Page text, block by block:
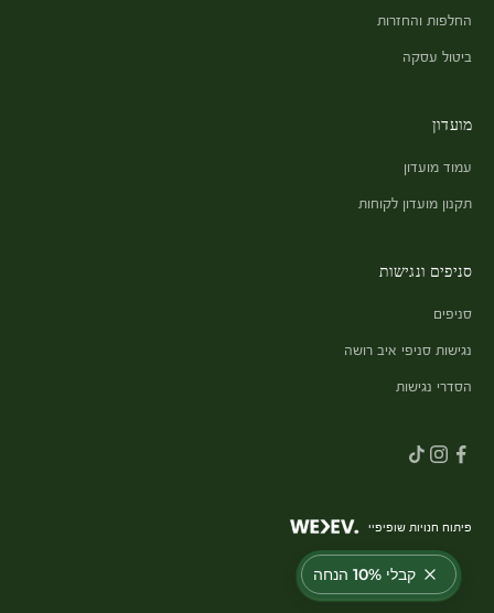
קבלי 10% הנחה
החלפות והחזרות
ביטול עסקה
מועדון
עמוד מועדון
תקנון מועדון לקוחות
סניפים ונגישות
סניפים
נגישות סניפי איב רושה
הסדרי נגישות
פיתוח חנויות שופיפיי